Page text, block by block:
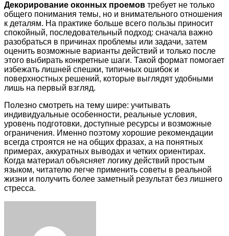
Декорирование оконных проемов требует не только
общего понимания темы, но и внимательного отношения
к деталям. На практике больше всего пользы приносит
спокойный, последовательный подход: сначала важно
разобраться в причинах проблемы или задачи, затем
оценить возможные варианты действий и только после
этого выбирать конкретные шаги. Такой формат помогает
избежать лишней спешки, типичных ошибок и
поверхностных решений, которые выглядят удобными
лишь на первый взгляд.
Полезно смотреть на тему шире: учитывать
индивидуальные особенности, реальные условия,
уровень подготовки, доступные ресурсы и возможные
ограничения. Именно поэтому хорошие рекомендации
всегда строятся не на общих фразах, а на понятных
примерах, аккуратных выводах и четких ориентирах.
Когда материал объясняет логику действий простым
языком, читателю легче применить советы в реальной
жизни и получить более заметный результат без лишнего
стресса.